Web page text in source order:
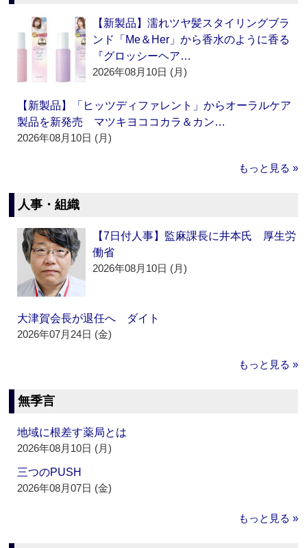
【新製品】濡れツヤ髪スタイリングブラ
ンド「Me＆Her」から香水のように香る
『グロッシーヘア…
2026年08月10日 (月)
【新製品】「ヒッツディファレント」からオーラルケア
製品を新発売 マツキヨココカラ＆カン…
2026年08月10日 (月)
もっと見る »
人事・組織
【7日付人事】監麻課長に井本氏 厚生労
働省
2026年08月10日 (月)
大津賀会長が退任へ ダイト
2026年07月24日 (金)
もっと見る »
無季言
地域に根差す薬局とは
2026年08月10日 (月)
三つのPUSH
2026年08月07日 (金)
もっと見る »